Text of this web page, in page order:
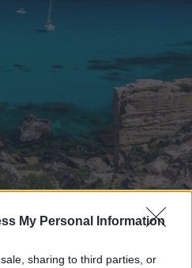
My Personal Information
sharing to third parties, or